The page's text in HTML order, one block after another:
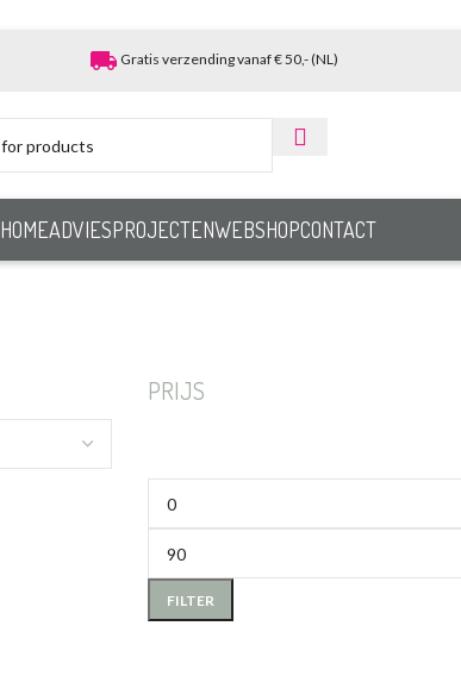
local_shipping Gratis verzending vanaf € 50,- (NL)
HOMEADVIESPROJECTENWEBSHOPCONTACT
PRIJS
FILTER